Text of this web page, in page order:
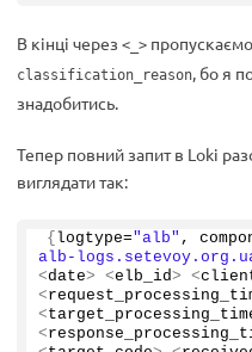
В кінці через <_>
classification_reason , бо я
знадобитись.
Тепер повний запит в Loki
виглядати так:
{logtype="alb" ,
alb-
<date> <elb_id> <
<
<
<